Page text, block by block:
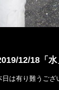
12/18「水
は有り難うご